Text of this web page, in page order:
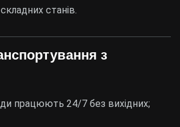
станів.
з
працюють 24/7 без вихідних;